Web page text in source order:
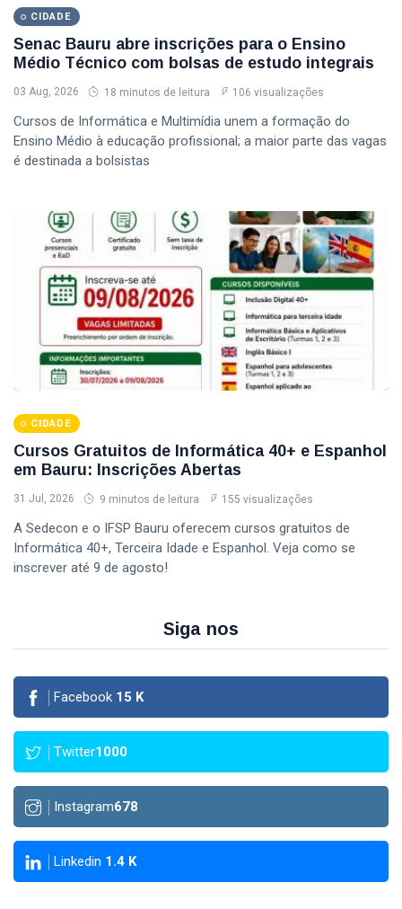
CIDADE
Senac Bauru abre inscrições para o Ensino
Médio Técnico com bolsas de estudo integrais
03 Aug, 2026 18 minutos de leitura 106 visualizações
Cursos de Informática e Multimídia unem a formação do
Ensino Médio à educação profissional; a maior parte das vagas
é destinada a bolsistas
CIDADE
Cursos Gratuitos de Informática 40+ e Espanhol
em Bauru: Inscrições Abertas
31 Jul, 2026 9 minutos de leitura 155 visualizações
A Sedecon e o IFSP Bauru oferecem cursos gratuitos de
Informática 40+, Terceira Idade e Espanhol. Veja como se
inscrever até 9 de agosto!
Siga nos
Facebook 15 K
Twitter1000
Instagram678
Linkedin 1.4 K